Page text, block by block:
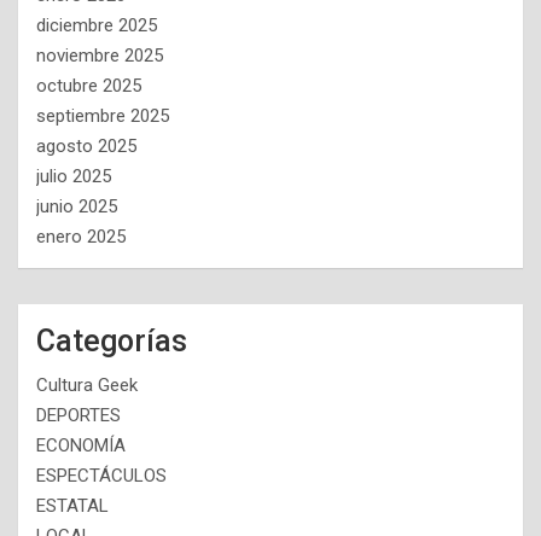
diciembre 2025
noviembre 2025
octubre 2025
septiembre 2025
agosto 2025
julio 2025
junio 2025
enero 2025
Categorías
Cultura Geek
DEPORTES
ECONOMÍA
ESPECTÁCULOS
ESTATAL